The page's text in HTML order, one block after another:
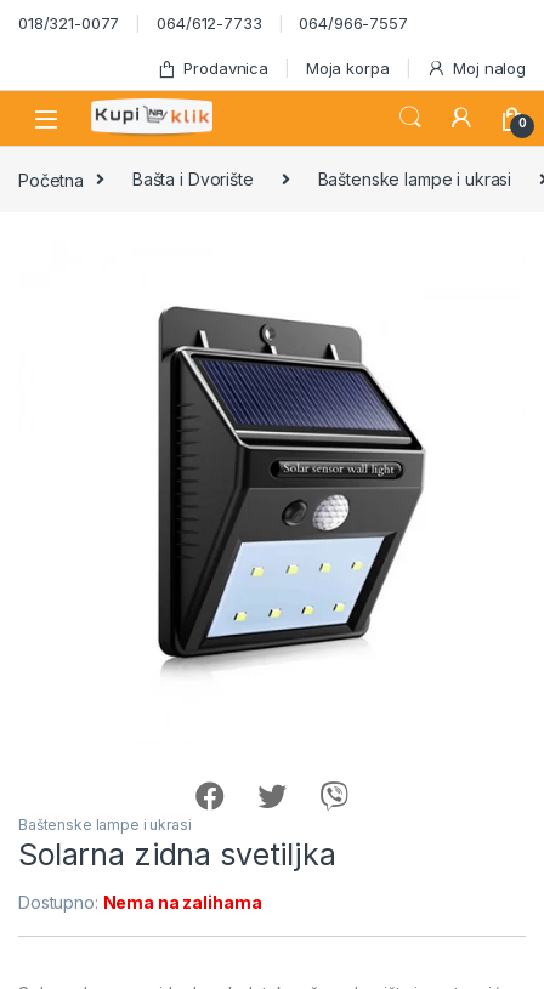
Skip to navigation
Skip to content
018/321-0077 064/612-7733 064/966-7557
Prodavnica Moja korpa Moj nalog
0
Početna Bašta i Dvorište Baštenske lampe i ukrasi
Baštenske lampe i ukrasi
Solarna zidna svetiljka
Dostupno: Nema na zalihama